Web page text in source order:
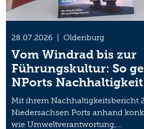
28.07.2026 | Oldenburg
Vom Windrad bis zur
Führungskultur: So
NPorts
Mit ihrem Nachhaltigkeitsbericht
Niedersachsen Ports anhand
wie Umweltverantwortung,…